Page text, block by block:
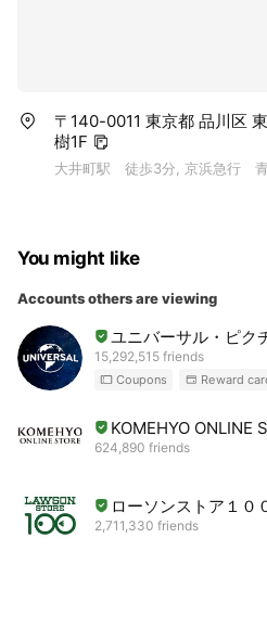
〒140-0011 東京都 品川区
樹1F
大井町駅 徒歩3分, 京浜急行
You might like
Accounts others are viewing
ユニバーサル・ピク
15,292,515 friends
Coupons Reward
KOMEHYO ONLINE
624,890 friends
ローソンストア１０
2,711,330 friends